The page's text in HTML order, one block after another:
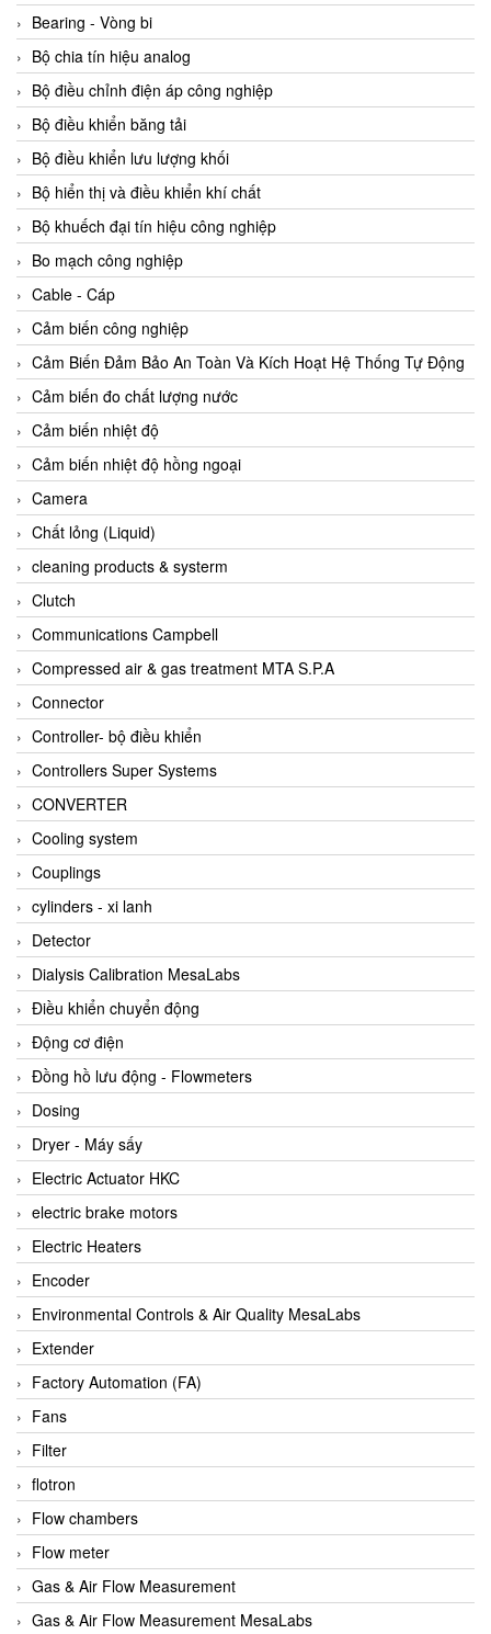
ADFweb Vietnam
Adler Vietnam
Ados Vietnam
Advanced Energy Vietnam
Advantech Vietnam
Agate Vietnam
AGR International Vietnam
Aichi Tokei Denki Vietnam
Aii Vietnam
AIKOH
AINUO Vietnam
AIR MAJOR
Aira Euro Automation
Airtac Vietnam
Airtec Vietnam
AI-Tek Vietnam
Akerstroms Viet Nam
AKO Armaturen & Separationstechnik
AKO Armaturen & Separationstechnik Vietnam
AKUSENSE
ALA OFFICINE SPA
Albrecht-Automatik Viet Nam
Allen Bradley Vietnam
Alpha Moisture Vietnam
Alpha-Achem Vietnam
Alphino
ALRE-IT Vietnam
Altech
Amarillo Gear
Ametek
AMPTRON Vietnam
AND Vietnam
ANDERSON-NEGELE
ANDILOG Technologies Vietnam
Anritsu
ANTEC S.A
Antico pumps
Anybus/ HMS
AOBEN
Apex Dynamics Vietnam
Apex Dynamics Vietnam
Apiste
APLISENS VietNam
Apollo Fire
Appleton
AQ Matic
Aqualabo Vietnam
Aquametro
Bearing - Vòng bi
Bộ chia tín hiệu analog
Bộ điều chỉnh điện áp công nghiệp
Bộ điều khiển băng tải
Bộ điều khiển lưu lượng khối
Bộ hiển thị và điều khiển khí chất
Bộ khuếch đại tín hiệu công nghiệp
Bo mạch công nghiệp
Cable - Cáp
Cảm biến công nghiệp
Cảm Biến Đảm Bảo An Toàn Và Kích Hoạt Hệ Thống Tự Động
Cảm biến đo chất lượng nước
Cảm biến nhiệt độ
Cảm biến nhiệt độ hồng ngoại
Camera
Chất lỏng (Liquid)
cleaning products & systerm
Clutch
Communications Campbell
Compressed air & gas treatment MTA S.P.A
Connector
Controller- bộ điều khiển
Controllers Super Systems
CONVERTER
Cooling system
Couplings
cylinders - xi lanh
Detector
Dialysis Calibration MesaLabs
Điều khiển chuyển động
Động cơ điện
Đồng hồ lưu động - Flowmeters
Dosing
Dryer - Máy sấy
Electric Actuator HKC
electric brake motors
Electric Heaters
Encoder
Environmental Controls & Air Quality MesaLabs
Extender
Factory Automation (FA)
Fans
Filter
flotron
Flow chambers
Flow meter
Gas & Air Flow Measurement
Gas & Air Flow Measurement MesaLabs